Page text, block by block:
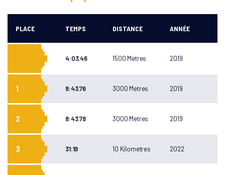
PLACE TEMPS DISTANCE ANNÉE
4:03.46 1500 Metres 2019
1 8:43.76 3000 Metres 2019
2 8:43.78 3000 Metres 2019
3 31:19 10 Kilometres 2022